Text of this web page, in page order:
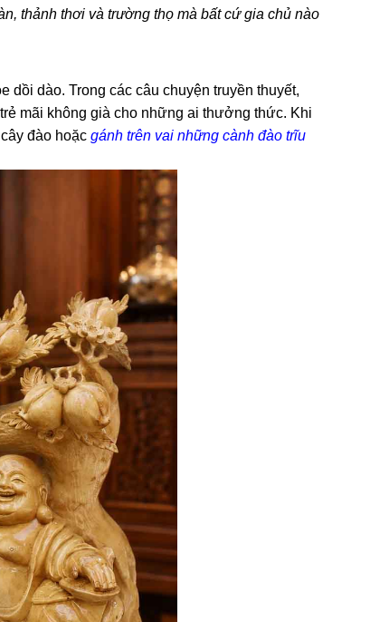
thảnh thơi và trường thọ mà bất cứ gia chủ nào
dào. Trong các câu chuyện truyền thuyết,
mãi không già cho những ai thưởng thức. Khi
đào hoặc gánh trên vai những cành đào trĩu